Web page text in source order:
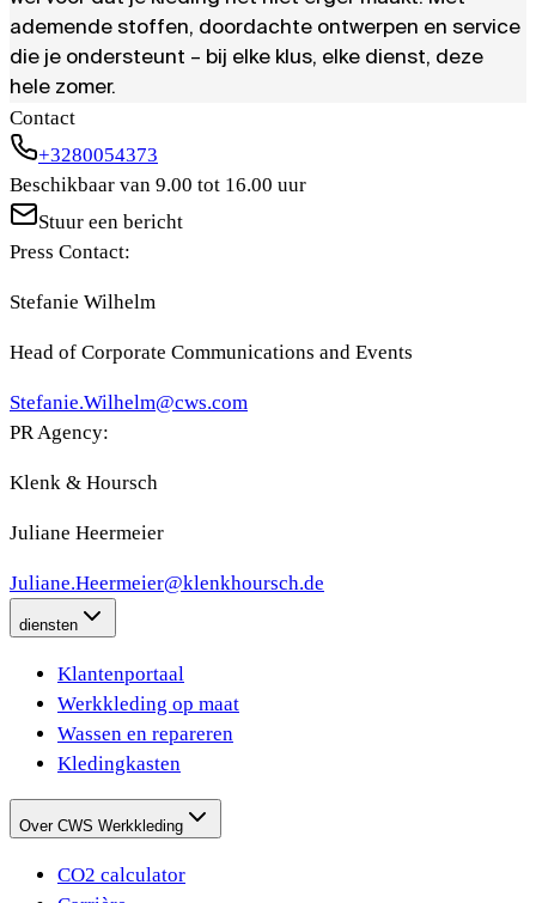
ademende stoffen, doordachte ontwerpen en service
die je ondersteunt – bij elke klus, elke dienst, deze
hele zomer.
Contact
+3280054373
Beschikbaar van 9.00 tot 16.00 uur
Stuur een bericht
Press Contact:
Stefanie Wilhelm
Head of Corporate Communications and Events
Stefanie.Wilhelm@cws.com
PR Agency:
Klenk & Hoursch
Juliane Heermeier
Juliane.Heermeier@klenkhoursch.de
diensten
Klantenportaal
Werkkleding op maat
Wassen en repareren
Kledingkasten
Over CWS Werkkleding
CO2 calculator